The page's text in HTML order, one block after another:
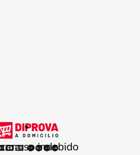
.
uso indebido